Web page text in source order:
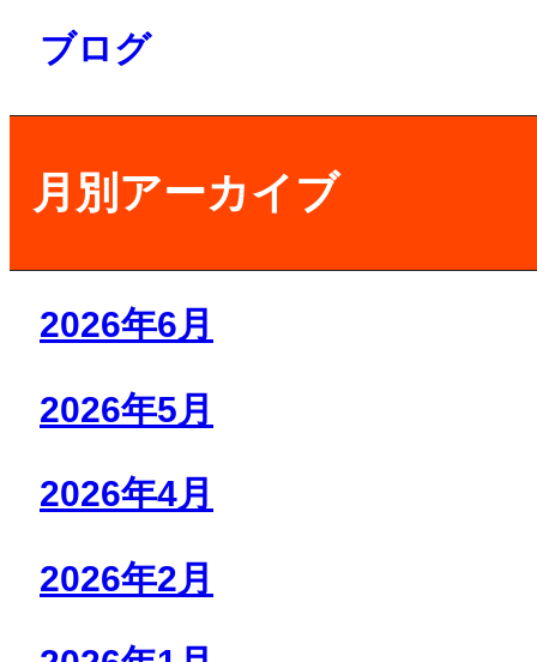
ブログ
月別アーカイブ
2026年6月
2026年5月
2026年4月
2026年2月